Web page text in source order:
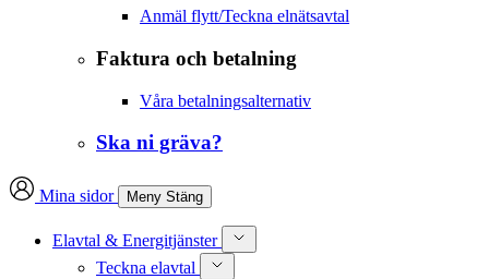
Anmäl flytt/Teckna elnätsavtal
Faktura och betalning
Våra betalningsalternativ
Ska ni gräva?
Mina sidor Meny Stäng
Elavtal & Energitjänster
Teckna elavtal